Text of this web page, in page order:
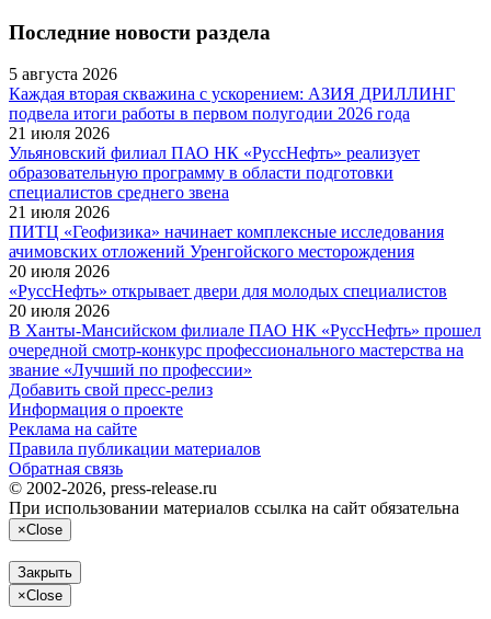
Последние новости раздела
5 августа 2026
Каждая вторая скважина с ускорением: АЗИЯ ДРИЛЛИНГ
подвела итоги работы в первом полугодии 2026 года
21 июля 2026
Ульяновский филиал ПАО НК «РуссНефть» реализует
образовательную программу в области подготовки
специалистов среднего звена
21 июля 2026
ПИТЦ «Геофизика» начинает комплексные исследования
ачимовских отложений Уренгойского месторождения
20 июля 2026
«РуссНефть» открывает двери для молодых специалистов
20 июля 2026
В Ханты-Мансийском филиале ПАО НК «РуссНефть» прошел
очередной смотр-конкурс профессионального мастерства на
звание «Лучший по профессии»
Добавить свой пресс-релиз
Информация о проекте
Реклама на сайте
Правила публикации материалов
Обратная связь
© 2002-2026, press-release.ru
При использовании материалов ссылка на сайт обязательна
×Close
Закрыть
×Close